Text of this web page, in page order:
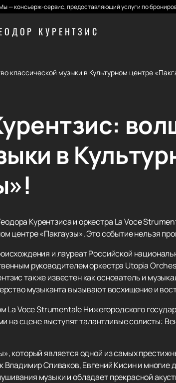
— консьерж-сервис, предоставляющий услуги по
КУРЕНТЗИС
классической музыки в Культурном центре
в
Курентзиса и оркестра La Voce
центре «Пакгаузы». Это событие нельзя
и лауреат Российской
руководителем оркестра Utopia
также известен как основатель и
музыканта вызывают восхищение и
La Voce Strumentale Нижегородского
на сцене выступят талантливые солисты:
который является одной из самых
Спиваков, Евгений Кисин и многие
музыки и обладает прекрасной